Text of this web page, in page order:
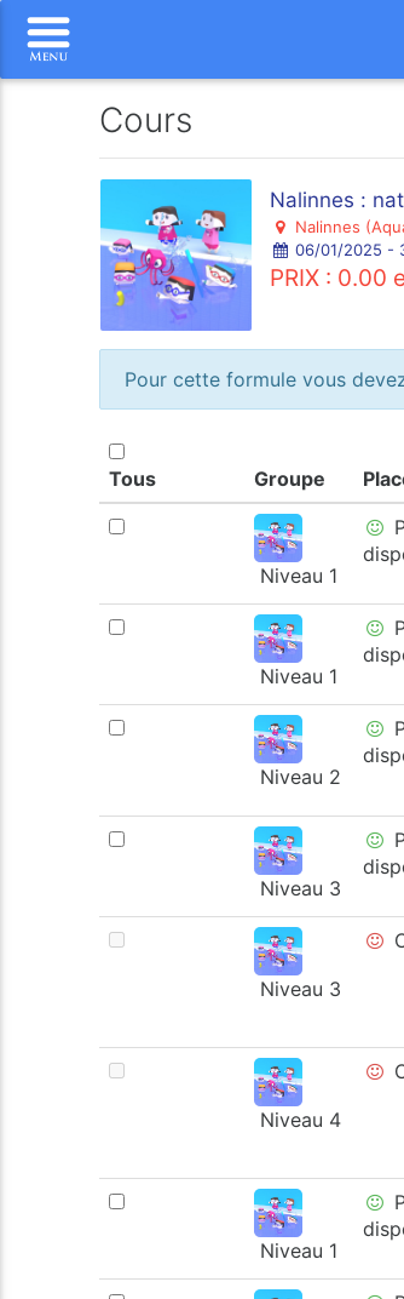
Cours
Nalinnes :
Nalinnes
06/01/2025 -
PRIX : 0.00
Pour cette formule vous
Tous Groupe
Niveau 1
Niveau 1
Niveau 2
Niveau 3
Niveau 3
Niveau 4
Niveau 1